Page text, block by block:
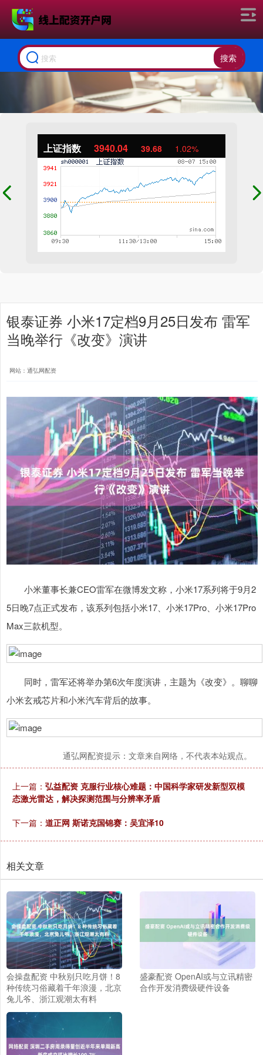
搜索
上证指数 3940.04 39.68 1.02%
银泰证券 小米17定档9月25日发布 雷军
当晚举行《改变》演讲
网站：通弘网配资
小米董事长兼CEO雷军在微博发文称，小米17系列将于9月2
5日晚7点正式发布，该系列包括小米17、小米17Pro、小米17Pro
Max三款机型。
同时，雷军还将举办第6次年度演讲，主题为《改变》。聊聊
小米玄戒芯片和小米汽车背后的故事。
通弘网配资提示：文章来自网络，不代表本站观点。
上一篇： 弘益配资 克服行业核心难题：中国科学家研发新型双模
态激光雷达，解决探测范围与分辨率矛盾
下一篇： 道正网 斯诺克国锦赛：吴宜泽10
相关文章
会操盘配资 中秋别只吃月饼！8
种传统习俗藏着千年浪漫，北京
兔儿爷、浙江观潮太有料
盛豪配资 OpenAI或与立讯精密
合作开发消费级硬件设备